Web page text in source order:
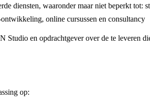
diensten, waaronder maar niet beperkt tot:
online cursussen en consultancy
Studio en opdrachtgever over de te leveren
op: